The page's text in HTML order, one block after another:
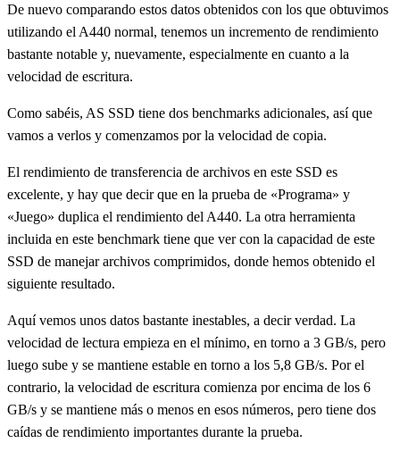
De nuevo comparando estos datos obtenidos con los que obtuvimos
utilizando el A440 normal, tenemos un incremento de rendimiento
bastante notable y, nuevamente, especialmente en cuanto a la
velocidad de escritura.
Como sabéis, AS SSD tiene dos benchmarks adicionales, así que
vamos a verlos y comenzamos por la velocidad de copia.
El rendimiento de transferencia de archivos en este SSD es
excelente, y hay que decir que en la prueba de «Programa» y
«Juego» duplica el rendimiento del A440. La otra herramienta
incluida en este benchmark tiene que ver con la capacidad de este
SSD de manejar archivos comprimidos, donde hemos obtenido el
siguiente resultado.
Aquí vemos unos datos bastante inestables, a decir verdad. La
velocidad de lectura empieza en el mínimo, en torno a 3 GB/s, pero
luego sube y se mantiene estable en torno a los 5,8 GB/s. Por el
contrario, la velocidad de escritura comienza por encima de los 6
GB/s y se mantiene más o menos en esos números, pero tiene dos
caídas de rendimiento importantes durante la prueba.